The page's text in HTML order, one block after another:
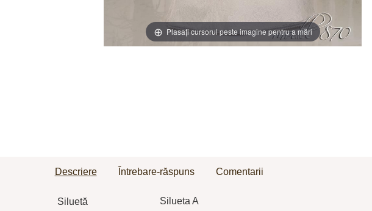
Plasați cursorul peste imagine pentru a mări
Descriere Întrebare-răspuns Comentarii
Siluetă
Silueta A